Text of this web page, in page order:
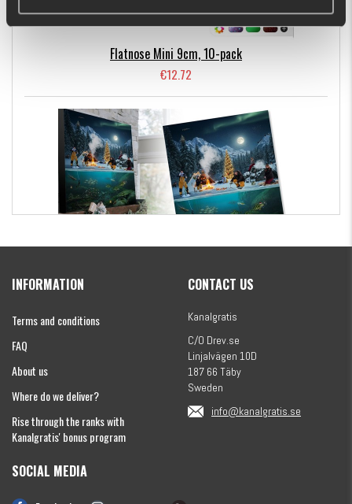
Flatnose Mini 9cm, 10-pack
€12.72
€155.16
INFORMATION
Terms and conditions
FAQ
About us
Where do we deliver?
Rise through the ranks with
Kanalgratis' bonus program
CONTACT US
Kanalgratis
C/O Drev.se
Linjalvägen 10D
187 66 Täby
Sweden
info@kanalgratis.se
SOCIAL MEDIA